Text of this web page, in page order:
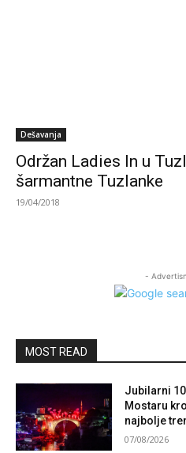
Dešavanja
Održan Ladies In u
šarmantne Tuzlanke
19/04/2018
-
MOST READ
Jubilarni
Mostaru
najbolje
07/08/2026